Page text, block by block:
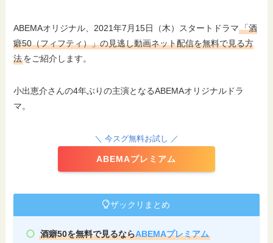
ABEMAオリジナル、2021年7月15日（木）スタートドラマ「酒
癖50（フィフティ）」の見逃し動画ネット配信を無料で見る方
法をご紹介します。
小出恵介さんの4年ぶりの主演となるABEMAオリジナルドラ
マ。
＼ 今スグ無料お試し ／
ABEMAプレミアム
ザックリまとめ
酒癖50を無料で見るならABEMAプレミアム